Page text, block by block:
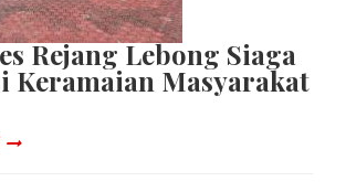
Rejang Lebong Siaga
Keramaian Masyarakat